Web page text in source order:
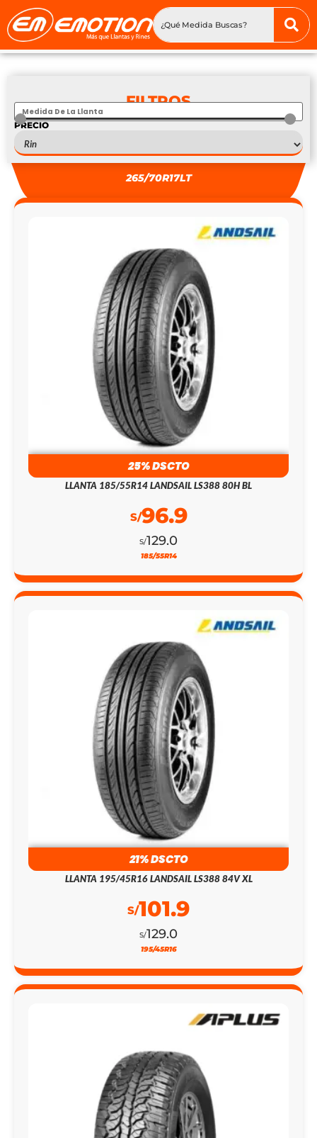
FILTROS
PRECIO
265/70R17LT
25% DSCTO
LLANTA 185/55R14 LANDSAIL LS388 80H BL
S/129.0
S/96.9
185/55R14
21% DSCTO
LLANTA 195/45R16 LANDSAIL LS388 84V XL
S/129.0
S/101.9
195/45R16